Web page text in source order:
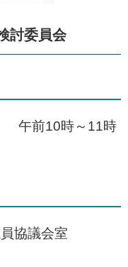
討委員会
午前10時～11時
協議会室